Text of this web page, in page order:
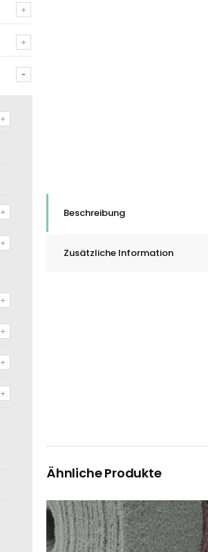
Beschreibung
Zusätzliche Information
Ähnliche Produkte